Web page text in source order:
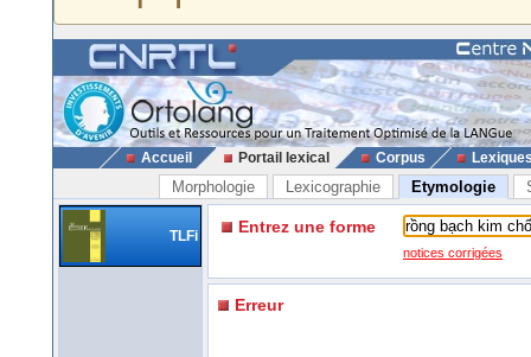
Accueil Portail lexical Corpus
Morphologie Lexicographie Etymologie
TLFi Entrez une forme
notices corrigées
Erreur